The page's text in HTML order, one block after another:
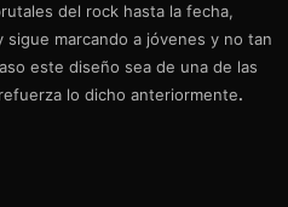
del rock hasta la fecha,
marcando a jóvenes y no tan
este diseño sea de una de las
lo dicho anteriormente.